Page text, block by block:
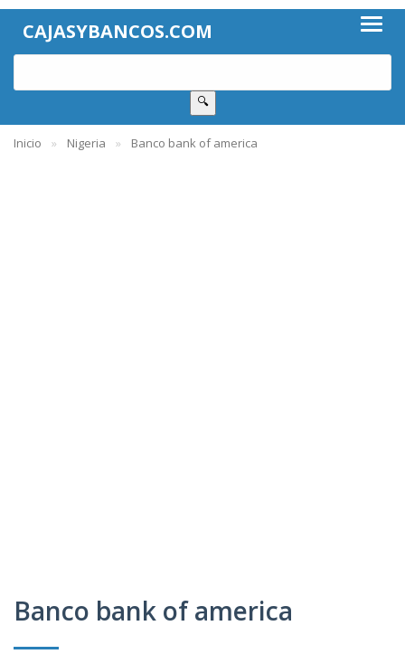
CAJASYBANCOS.COM
🔍
Inicio Nigeria Banco bank of america
Banco bank of america